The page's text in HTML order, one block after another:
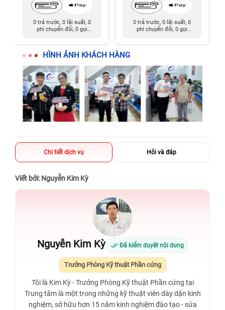
0 trả trước, 0 lãi suất, 0
phí chuyển đổi, 0 gọi
0 trả trước, 0 lãi suất, 0
phí chuyển đổi, 0 gọi
HÌNH ẢNH KHÁCH HÀNG
Chi tiết dịch vụ Hỏi và đáp
Viết bởi: Nguyễn Kim Kỳ
Nguyễn Kim Kỳ Đã kiểm duyệt nội dung
Trưởng Phòng Kỹ thuật Phần cứng
Tôi là Kim Kỳ - Trưởng Phòng Kỹ thuật Phần cứng tại
Trung tâm là một trong những kỹ thuật viên dày dặn kinh
nghiệm, sở hữu hơn 15 năm kinh nghiệm đào tạo - sửa